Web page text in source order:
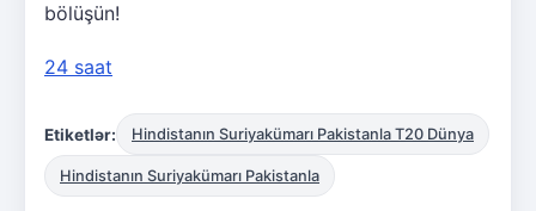
bölüşün!
24 saat
Etiketlər: Hindistanın Suriyakümarı Pakistanla T20 Dünya
Hindistanın Suriyakümarı Pakistanla